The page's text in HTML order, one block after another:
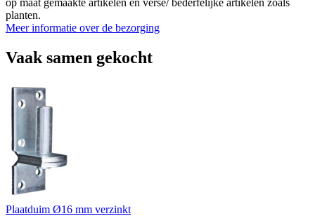
op maat gemaakte artikelen en verse/ bederfelijke artikelen zoals
planten.
Meer informatie over de bezorging
Vaak samen gekocht
Plaatduim Ø16 mm verzinkt